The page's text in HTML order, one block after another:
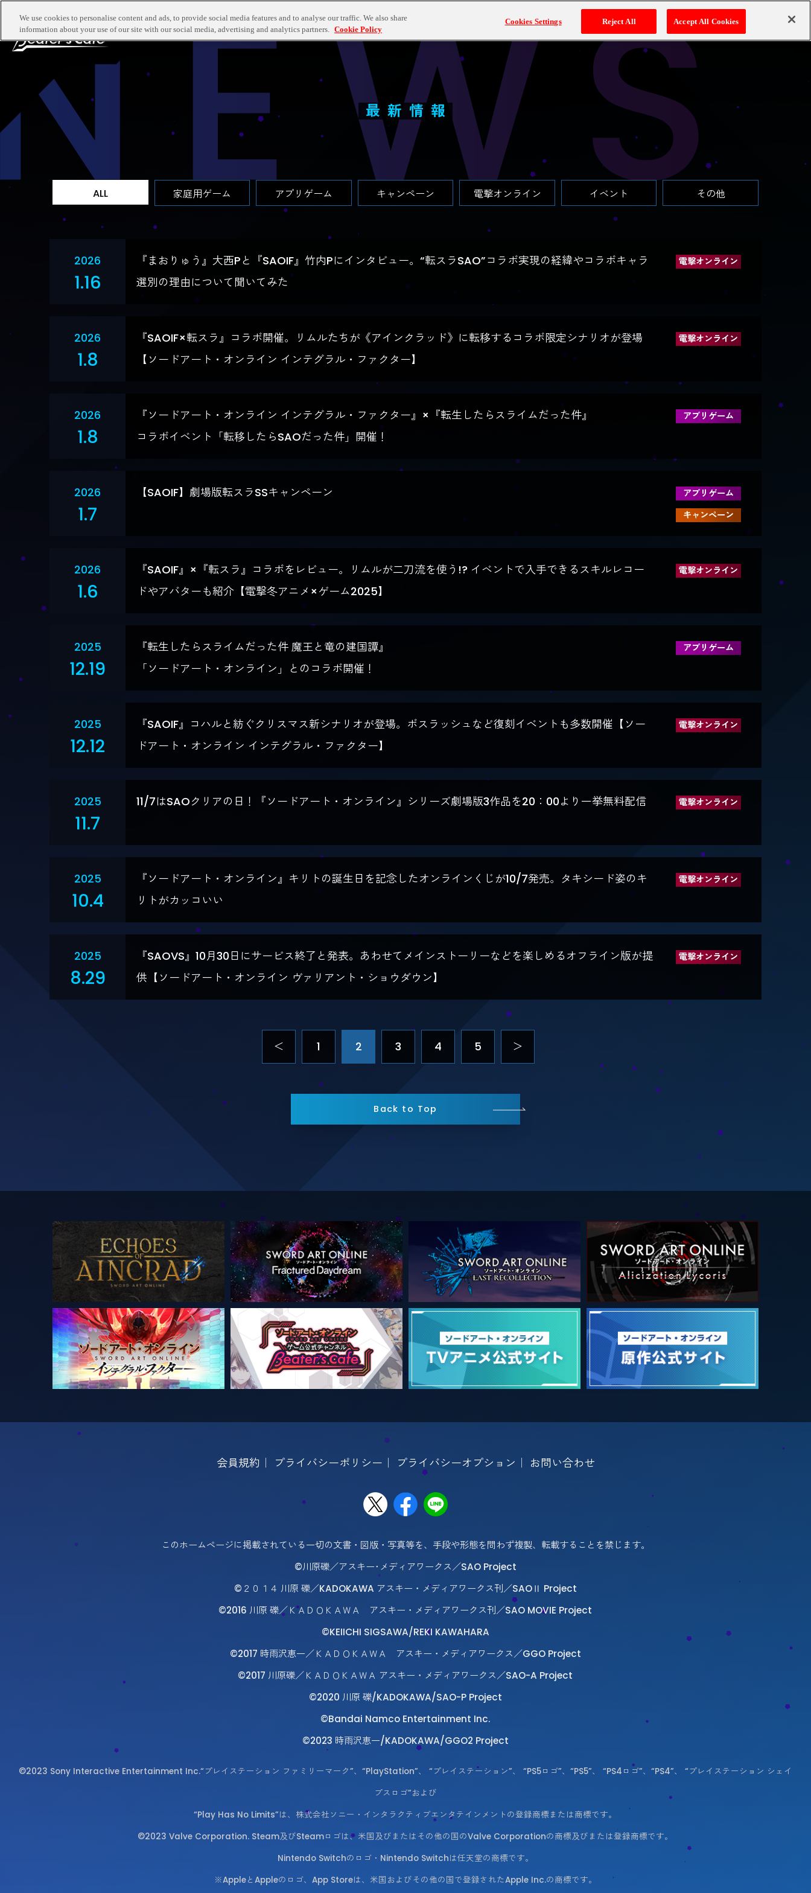
ログイン
TOP 最新情報 ゲームラインナップ コンテンツ
最新情報
ALL 家庭用ゲーム アプリゲーム キャンペーン 電撃オンライン イベント その他
2026
1.16
『まおりゅう』大西Pと『SAOIF』竹内Pにインタビュー。“転スラSAO”コラボ実現の経緯やコラボキャラ
選別の理由について聞いてみた
電撃オンライン
2026
1.8
『SAOIF×転スラ』コラボ開催。リムルたちが《アインクラッド》に転移するコラボ限定シナリオが登場
【ソードアート・オンライン インテグラル・ファクター】
電撃オンライン
2026
1.8
『ソードアート・オンライン インテグラル・ファクター』×『転生したらスライムだった件』
コラボイベント「転移したらSAOだった件」開催！
アプリゲーム
2026
1.7
【SAOIF】劇場版転スラSSキャンペーン
アプリゲーム
キャンペーン
2026
1.6
『SAOIF』×『転スラ』コラボをレビュー。リムルが二刀流を使う!? イベントで入手できるスキルレコー
ドやアバターも紹介【電撃冬アニメ×ゲーム2025】
電撃オンライン
2025
12.19
『転生したらスライムだった件 魔王と竜の建国譚』
「ソードアート・オンライン」とのコラボ開催！
アプリゲーム
2025
12.12
『SAOIF』コハルと紡ぐクリスマス新シナリオが登場。ボスラッシュなど復刻イベントも多数開催【ソー
ドアート・オンライン インテグラル・ファクター】
電撃オンライン
2025
11.7
11/7はSAOクリアの日！『ソードアート・オンライン』シリーズ劇場版3作品を20：00より一挙無料配信 電撃オンライン
2025
10.4
『ソードアート・オンライン』キリトの誕生日を記念したオンラインくじが10/7発売。タキシード姿のキ
リトがカッコいい
電撃オンライン
2025
8.29
『SAOVS』10月30日にサービス終了と発表。あわせてメインストーリーなどを楽しめるオフライン版が提
供【ソードアート・オンライン ヴァリアント・ショウダウン】
電撃オンライン
＜ 1 2 3 4 5 ＞
Back to Top
会員規約 ｜ プライバシーポリシー ｜ プライバシーオプション ｜ お問い合わせ
このホームページに掲載されている一切の文書・図版・写真等を、手段や形態を問わず複製、転載することを禁じます。
©川原礫／アスキー･メディアワークス／SAO Project
©２０１４ 川原 礫／KADOKAWA アスキー・メディアワークス刊／SAOⅡ Project
©2016 川原 礫／ＫＡＤＯＫＡＷＡ アスキー・メディアワークス刊／SAO MOVIE Project
©KEIICHI SIGSAWA/REKI KAWAHARA
©2017 時雨沢恵一／ＫＡＤＯＫＡＷＡ アスキー・メディアワークス／GGO Project
©2017 川原礫／ＫＡＤＯＫＡＷＡ アスキー・メディアワークス／SAO-A Project
©2020 川原 礫/KADOKAWA/SAO-P Project
©Bandai Namco Entertainment Inc.
©2023 時雨沢恵一/KADOKAWA/GGO2 Project
©2023 Sony Interactive Entertainment Inc.“プレイステーション ファミリーマーク”、“PlayStation”、 “プレイステーション”、 “PS5ロゴ”、“PS5”、 “PS4ロゴ”、“PS4”、 “プレイステーション シェイ
プスロゴ”および
“Play Has No Limits”は、株式会社ソニー・インタラクティブエンタテインメントの登録商標または商標です。
©2023 Valve Corporation. Steam及びSteamロゴは、米国及びまたはその他の国のValve Corporationの商標及びまたは登録商標です。
Nintendo Switchのロゴ・Nintendo Switchは任天堂の商標です。
※AppleとAppleのロゴ、App Storeは、米国およびその他の国で登録されたApple Inc.の商標です。
We use cookies to personalise content and ads, to provide social media features and to analyse our traffic. We also share
information about your use of our site with our social media, advertising and analytics partners. Cookie Policy
Cookies Settings Reject All Accept All Cookies